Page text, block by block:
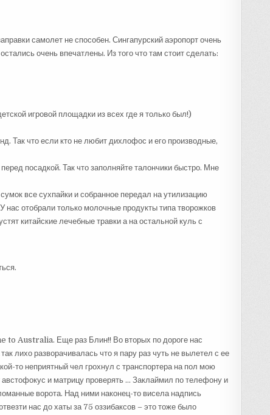
самолет не способен. Сингапурский аэропорт очень
очень впечатлены. Из того что там стоит сделать:
игровой площадки из всех где я только был!)
Так что если кто не любит дихлофос и его производные,
посадкой. Так что заполняйте талончики быстро. Мне
все сухпайки и собранное передал на утилизацию
отобрали только молочные продукты типа творожков
китайские лечебные травки а на остальной куль с
to Australia. Еще раз Блин!! Во вторых по дороге нас
лихо разворачивалась что я пару раз чуть не вылетел с ее
то неприятный чел грохнул с транспортера на пол мою
и матрицу проверять … Заклаймил по телефону и
ворота. Над ними наконец-то висела надпись
нас до хаты за 75 оззибаксов – это тоже было